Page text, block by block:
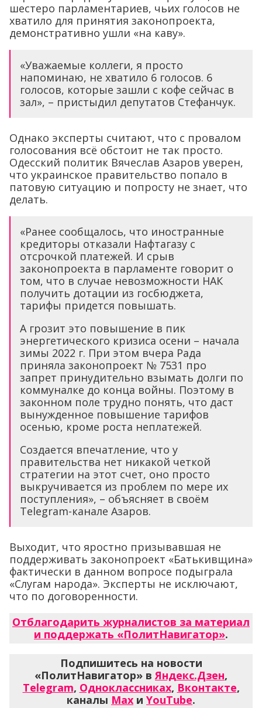
шестеро парламентариев, чьих голосов не
хватило для принятия законопроекта,
демонстративно ушли «на каву».
«Уважаемые коллеги, я просто
напоминаю, не хватило 6 голосов. 6
голосов, которые зашли с кофе сейчас в
зал», – пристыдил депутатов Стефанчук.
Однако эксперты считают, что с провалом
голосования всё обстоит не так просто.
Одесский политик Вячеслав Азаров уверен,
что украинское правительство попало в
патовую ситуацию и попросту не знает, что
делать.
«Ранее сообщалось, что иностранные
кредиторы отказали Нафтагазу с
отсрочкой платежей. И срыв
законопроекта в парламенте говорит о
том, что в случае невозможности НАК
получить дотации из госбюджета,
тарифы придется повышать.
А грозит это повышение в пик
энергетического кризиса осени – начала
зимы 2022 г. При этом вчера Рада
приняла законопроект № 7531 про
запрет принудительно взымать долги по
коммуналке до конца войны. Поэтому в
законном поле трудно понять, что даст
вынужденное повышение тарифов
осенью, кроме роста неплатежей.
Создается впечатление, что у
правительства нет никакой четкой
стратегии на этот счет, оно просто
выкручивается из проблем по мере их
поступления», – объясняет в своём
Telegram-канале Азаров.
Выходит, что яростно призывавшая не
поддерживать законопроект «Батькивщина»
фактически в данном вопросе подыграла
«Слугам народа». Эксперты не исключают,
что по договоренности.
Отблагодарить журналистов за материал
и поддержать «ПолитНавигатор».
Подпишитесь на новости
«ПолитНавигатор» вЯндекс.Дзен,
Telegram, Одноклассниках, Вконтакте,
каналы Max и YouTube.